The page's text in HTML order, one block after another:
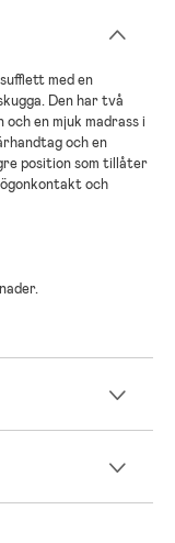
med en
Den har två
en mjuk madrass i
och en
position som tillåter
och